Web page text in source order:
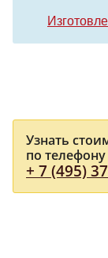
Узнать
по телефону
+ 7 (495)